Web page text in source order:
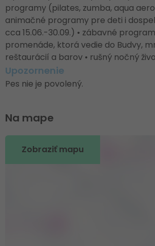
programy (pilates, zumba, aqua
animačné programy pre deti i
cca 15.06.-30.09.) • zábavné
promenáde, ktorá vedie do Budvy,
reštaurácií a barov • rušný nočný
Upozornenie
Pes nie je povolený.
Na mape
Zobraziť mapu